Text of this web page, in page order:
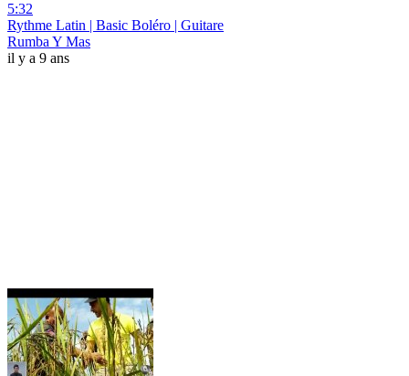
5:32
Rythme Latin | Basic Boléro | Guitare
Rumba Y Mas
il y a 9 ans